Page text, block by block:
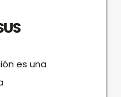
es una